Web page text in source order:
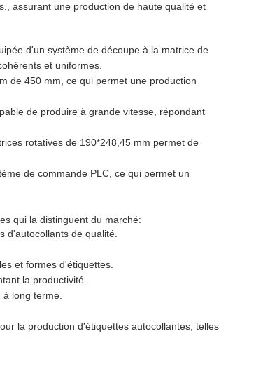
assurant une production de haute qualité et
d'un système de découpe à la matrice de
et uniformes.
de 450 mm, ce qui permet une production
de produire à grande vitesse, répondant
rotatives de 190*248,45 mm permet de
de commande PLC, ce qui permet un
qui la distinguent du marché:
d'autocollants de qualité.
et formes d'étiquettes.
la productivité.
long terme.
la production d'étiquettes autocollantes, telles